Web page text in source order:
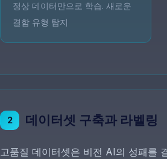
정상 데이터만으로 학습. 새로운
결함 유형 탐지
2 데이터셋 구축과 라벨링
고품질 데이터셋은 비전 AI의 성패를